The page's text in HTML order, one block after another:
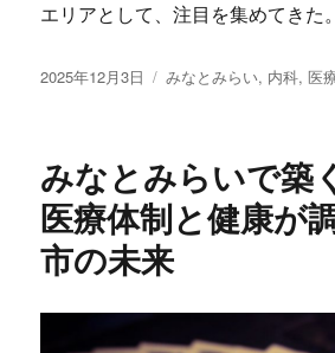
エリアとして、注目を集めてきた
投
2025年12月3日
カ
ー
みなとみらい, 内科,医
みなとみらいで築
医療体制と健康が
市の未来